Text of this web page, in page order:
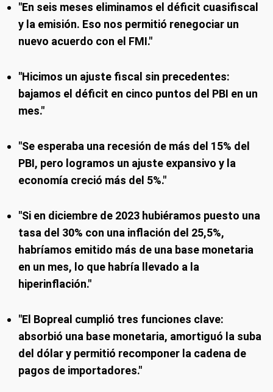
"En seis meses eliminamos el déficit cuasifiscal
y la emisión. Eso nos permitió renegociar un
nuevo acuerdo con el FMI."
"Hicimos un ajuste fiscal sin precedentes:
bajamos el déficit en cinco puntos del PBI en un
mes."
"Se esperaba una recesión de más del 15% del
PBI, pero logramos un ajuste expansivo y la
economía creció más del 5%."
"Si en diciembre de 2023 hubiéramos puesto una
tasa del 30% con una inflación del 25,5%,
habríamos emitido más de una base monetaria
en un mes, lo que habría llevado a la
hiperinflación."
"El Bopreal cumplió tres funciones clave:
absorbió una base monetaria, amortiguó la suba
del dólar y permitió recomponer la cadena de
pagos de importadores."